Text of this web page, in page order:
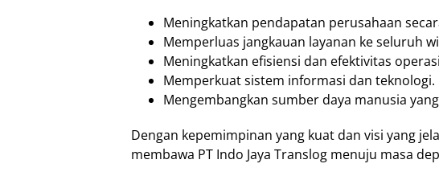
Meningkatkan pendapatan perusahaan
Memperluas jangkauan layanan ke seluruh
Meningkatkan efisiensi dan efektivitas
Memperkuat sistem informasi dan teknologi.
Mengembangkan sumber daya manusia
Dengan kepemimpinan yang kuat dan visi yang
membawa PT Indo Jaya Translog menuju masa